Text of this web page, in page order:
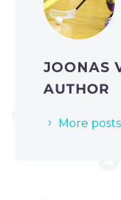
JOONAS
AUTHOR
More